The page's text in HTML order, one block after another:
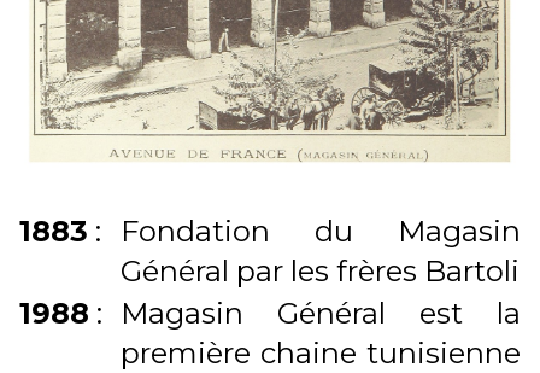
1883 :
Fondation du Magasin
Général par les frères Bartoli
1988 :
Magasin Général est la
première chaine tunisienne